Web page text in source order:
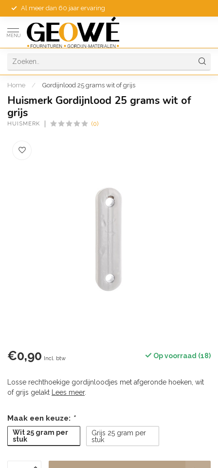
Al meer dan 60 jaar ervaring
MENU
Home / Gordijnlood 25 grams wit of grijs
Huismerk Gordijnlood 25 grams wit of
grijs
HUISMERK (0)
€0,90 Incl. btw Op voorraad (18)
Losse rechthoekige gordijnloodjes met afgeronde hoeken, wit
of grijs gelakt
Lees meer.
Maak een keuze: *
Wit 25 gram per
stuk
Grijs 25 gram per
stuk